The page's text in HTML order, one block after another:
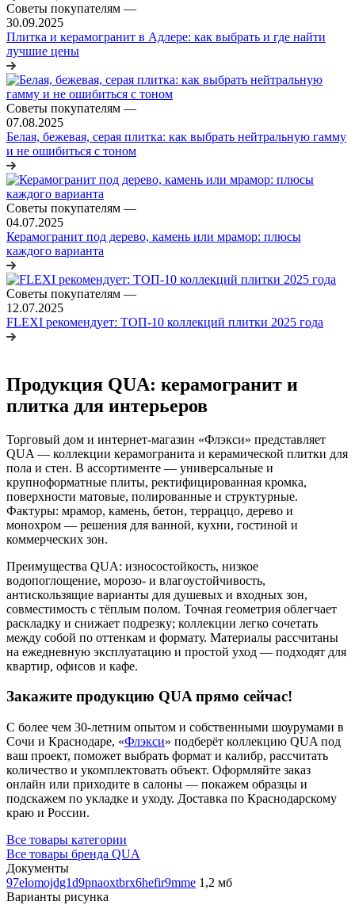
Советы покупателям —
30.09.2025
Плитка и керамогранит в Адлере: как выбрать и где найти
лучшие цены
Советы покупателям —
07.08.2025
Белая, бежевая, серая плитка: как выбрать нейтральную гамму
и не ошибиться с тоном
Советы покупателям —
04.07.2025
Керамогранит под дерево, камень или мрамор: плюсы
каждого варианта
Советы покупателям —
12.07.2025
FLEXI рекомендует: ТОП-10 коллекций плитки 2025 года
Продукция QUA: керамогранит и
плитка для интерьеров
Торговый дом и интернет-магазин «Флэкси» представляет
QUA — коллекции керамогранита и керамической плитки для
пола и стен. В ассортименте — универсальные и
крупноформатные плиты, ректифицированная кромка,
поверхности матовые, полированные и структурные.
Фактуры: мрамор, камень, бетон, терраццо, дерево и
монохром — решения для ванной, кухни, гостиной и
коммерческих зон.
Преимущества QUA: износостойкость, низкое
водопоглощение, морозо- и влагоустойчивость,
антискользящие варианты для душевых и входных зон,
совместимость с тёплым полом. Точная геометрия облегчает
раскладку и снижает подрезку; коллекции легко сочетать
между собой по оттенкам и формату. Материалы рассчитаны
на ежедневную эксплуатацию и простой уход — подходят для
квартир, офисов и кафе.
Закажите продукцию QUA прямо сейчас!
С более чем 30-летним опытом и собственными шоурумами в
Сочи и Краснодаре, «Флэкси» подберёт коллекцию QUA под
ваш проект, поможет выбрать формат и калибр, рассчитать
количество и укомплектовать объект. Оформляйте заказ
онлайн или приходите в салоны — покажем образцы и
подскажем по укладке и уходу. Доставка по Краснодарскому
краю и России.
Все товары категории
Все товары бренда QUA
Документы
97elomojdg1d9pnaoxtbrx6hefir9mme 1,2 мб
Варианты рисунка